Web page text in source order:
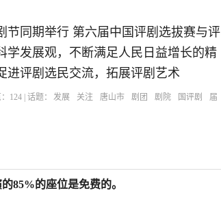
节同期举行 第六届中国评剧选拔赛与评
学发展观，不断满足人民日益增长的精
进评剧选民交流，拓展评剧艺术
124 | 话题： 发展 关注 唐山市 剧团 剧院 国评剧
届
85%的座位是免费的。